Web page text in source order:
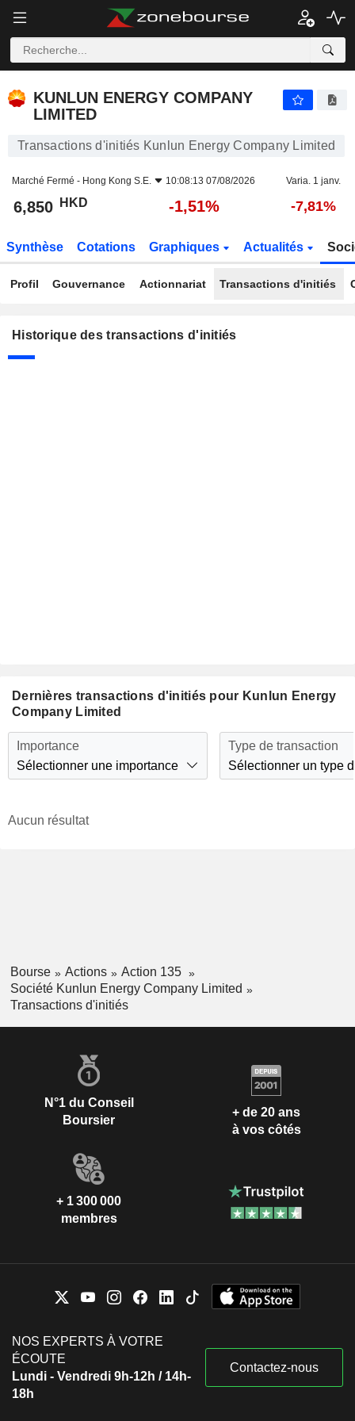
KUNLUN ENERGY COMPANY
LIMITED
Transactions d'initiés Kunlun Energy Company Limited
Marché Fermé - Hong Kong S.E. 10:08:13 07/08/2026 Varia. 1 janv.
6,850 HKD -1,51% -7,81%
Synthèse Cotations Graphiques Actualités
Profil Gouvernance Actionnariat Transactions d'initiés
Historique des transactions d'initiés
Dernières transactions d'initiés pour Kunlun Energy
Company Limited
Importance
Sélectionner une importance
Type de transaction
Sélectionner un type
Aucun résultat
Bourse Actions
Action 135
Société Kunlun Energy Company Limited
Transactions d'initiés
N°1 du Conseil
Boursier
+ de 20 ans
à vos côtés
+ 1 300 000
membres
NOS EXPERTS À VOTRE
ÉCOUTE
Lundi - Vendredi 9h-12h / 14h-
18h
Contactez-nous